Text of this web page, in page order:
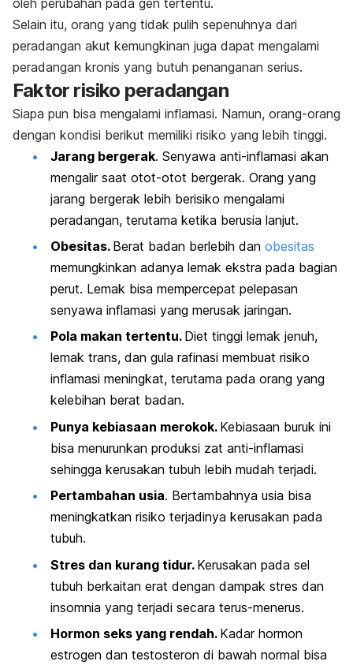
Selain itu, orang yang tidak pulih sepenuhnya dari
peradangan akut kemungkinan juga dapat mengalami
peradangan kronis yang butuh penanganan serius.
Faktor risiko peradangan
Siapa pun bisa mengalami inflamasi. Namun, orang-orang
dengan kondisi berikut memiliki risiko yang lebih tinggi.
Jarang bergerak. Senyawa anti-inflamasi akan
mengalir saat otot-otot bergerak. Orang yang
jarang bergerak lebih berisiko mengalami
peradangan, terutama ketika berusia lanjut.
Obesitas. Berat badan berlebih dan obesitas
memungkinkan adanya lemak ekstra pada bagian
perut. Lemak bisa mempercepat pelepasan
senyawa inflamasi yang merusak jaringan.
Pola makan tertentu. Diet tinggi lemak jenuh,
lemak trans, dan gula rafinasi membuat risiko
inflamasi meningkat, terutama pada orang yang
kelebihan berat badan.
Punya kebiasaan merokok. Kebiasaan buruk ini
bisa menurunkan produksi zat anti-inflamasi
sehingga kerusakan tubuh lebih mudah terjadi.
Pertambahan usia. Bertambahnya usia bisa
meningkatkan risiko terjadinya kerusakan pada
tubuh.
Stres dan kurang tidur. Kerusakan pada sel
tubuh berkaitan erat dengan dampak stres dan
insomnia yang terjadi secara terus-menerus.
Hormon seks yang rendah. Kadar hormon
estrogen dan testosteron di bawah normal bisa